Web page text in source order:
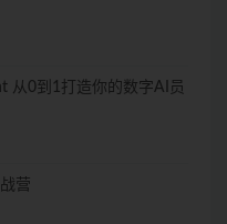
从0到1打造你的数字AI员
营